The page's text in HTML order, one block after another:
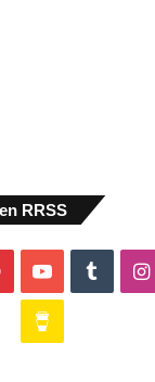
RRSS
PinterestYouTubeTumblr